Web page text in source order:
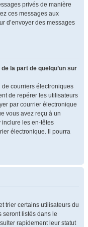
privés de manière
ces messages aux
d’envoyer des messages
la part de quelqu’un sur
de courriers électroniques
de repérer les utilisateurs
par courrier électronique
vous avez reçu à un
inclure les en-têtes
électronique. Il pourra
trier certains utilisateurs du
seront listés dans le
rapidement leur statut